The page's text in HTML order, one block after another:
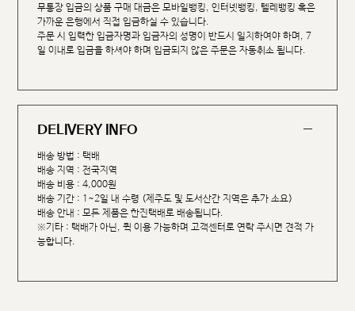
무통장 입금의 상품 구매 대금은 모바일뱅킹, 인터넷뱅킹, 텔레뱅킹 혹은
가까운 은행에서 직접 입금하실 수 있습니다.
주문 시 입력한 입금자명과 입금자의 성명이 반드시 일치하여야 하며, 7
일 이내로 입금을 하셔야 하며 입금되지 않은 주문은 자동취소 됩니다.
DELIVERY INFO
배송 방법 : 택배
배송 지역 : 전국지역
배송 비용 : 4,000원
배송 기간 : 1~2일 내 수령 (제주도 및 도서산간 지역은 추가 소요)
배송 안내 : 모든 제품은 한진택배로 배송됩니다.
※기타 : 택배가 아닌, 퀵 이용 가능하며 고객센터로 연락 주시면 견적 가
능합니다.